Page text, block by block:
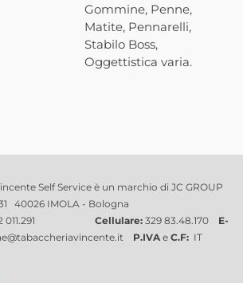
Gommine, Penne,
Matite, Pennarelli,
Stabilo Boss,
Oggettistica varia.
Self Service è un marchio di JC GROUP
31 40026 IMOLA - Bologna
011.291 Cellulare:329 83.48.170 E-
P.IVAeC.F: IT